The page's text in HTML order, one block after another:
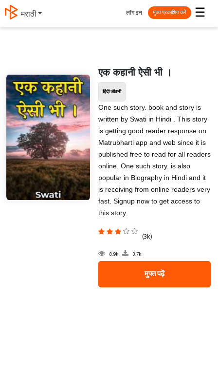
मराठी ☰
लॉग इन मुक्त प्रकाशित करें
एक कहानी ऐसी भी ।
हिंदी जीवनी
One such story. book and story is
written by Swati in Hindi . This story
is getting good reader response on
Matrubharti app and web since it is
published free to read for all readers
online. One such story. is also
popular in Biography in Hindi and it
is receiving from online readers very
fast. Signup now to get access to
this story.
(3k)
8.9k 3.7k
मुफ्त पढ़ें